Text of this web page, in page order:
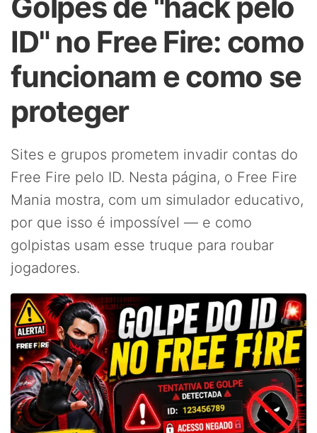
Golpes de "hack pelo
ID" no Free Fire: como
funcionam e como se
proteger
Sites e grupos prometem invadir contas do
Free Fire pelo ID. Nesta página, o Free Fire
Mania mostra, com um simulador educativo,
por que isso é impossível — e como
golpistas usam esse truque para roubar
jogadores.